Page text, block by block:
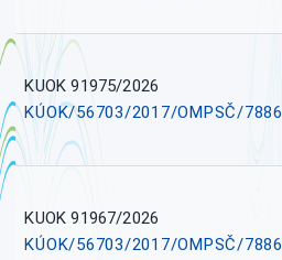
KUOK 91975/2026
KÚOK/56703/2017/OMPSČ/7886
KUOK 91967/2026
KÚOK/56703/2017/OMPSČ/7886